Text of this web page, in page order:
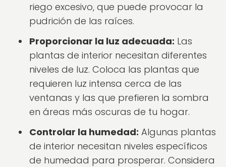
riego excesivo, que puede provocar la
pudrición de las raíces.
Proporcionar la luz adecuada: Las
plantas de interior necesitan diferentes
niveles de luz. Coloca las plantas que
requieren luz intensa cerca de las
ventanas y las que prefieren la sombra
en áreas más oscuras de tu hogar.
Controlar la humedad: Algunas plantas
de interior necesitan niveles específicos
de humedad para prosperar. Considera